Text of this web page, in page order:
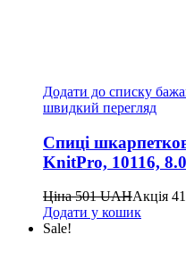
Додати до списку
швидкий перегляд
Спиці
KnitPro, 10116,
Ціна501UAHАкція
Додати у кошик
Sale!